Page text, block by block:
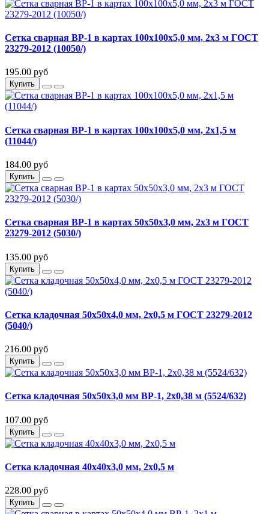
Сетка сварная ВР-1 в картах 100х100х5,0 мм, 2х3 м ГОСТ
23279-2012 (10050/)
195.00 руб
Купить
Сетка сварная ВР-1 в картах 100х100х5,0 мм, 2х1,5 м
(11044/)
184.00 руб
Купить
Сетка сварная ВР-1 в картах 50х50х3,0 мм, 2х3 м ГОСТ
23279-2012 (5030/)
135.00 руб
Купить
Сетка кладочная 50х50х4,0 мм, 2х0,5 м ГОСТ 23279-2012
(5040/)
216.00 руб
Купить
Сетка кладочная 50х50х3,0 мм ВР-1, 2х0,38 м (5524/632)
107.00 руб
Купить
Сетка кладочная 40х40х3,0 мм, 2х0,5 м
228.00 руб
Купить